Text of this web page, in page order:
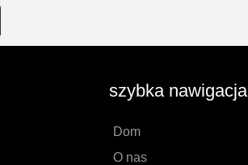
szybka nawigacja
Dom
O nas